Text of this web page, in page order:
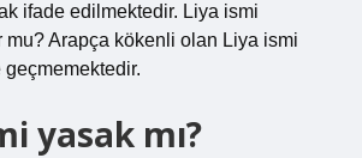
ifade edilmektedir. Liya ismi
mu? Arapça kökenli olan Liya ismi
geçmemektedir.
yasak mı?